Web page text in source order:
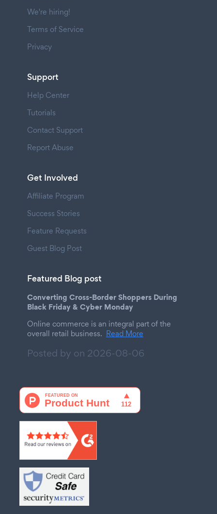
We're hiring!
Terms of Service
Privacy
Support
Help Center
Tutorials
Contact Support
Report Abuse
Get Involved
Affiliate Program
Success Stories
Feature Requests
Guest Blog Post
Featured Blog post
Converting Cross-Border Shoppers During
Black Friday & Cyber Monday
Online commerce is an integral part of the
overall retail business. Read More
Posted by on 2026-08-06